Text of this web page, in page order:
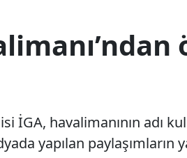
İGA, havalimanının adı
yapılan paylaşımların